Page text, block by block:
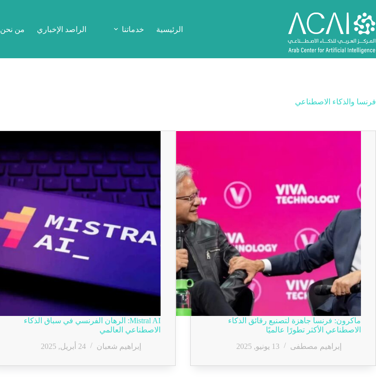
إلى
المحتوى
الرئيسية خدماتنا الراصد الإخباري من نحن
فرنسا والذكاء الاصطناعي
ماكرون: فرنسا جاهزة لتصنيع رقائق الذكاء
الاصطناعي الأكثر تطورًا عالميًا
إبراهيم مصطفى
13 يونيو, 2025
Mistral AI: الرهان الفرنسي في سباق الذكاء
الاصطناعي العالمي
إبراهيم شعبان
24 أبريل, 2025